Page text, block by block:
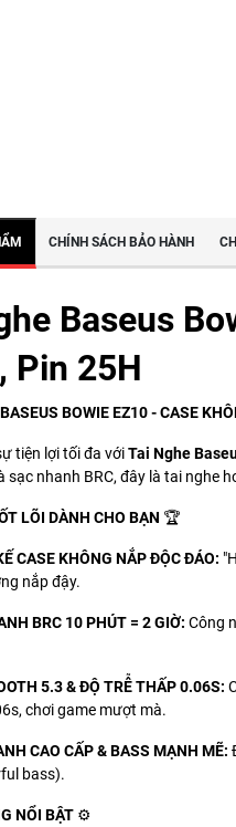
CHÍNH SÁCH BẢO HÀNH
Baseus
Pin 25H
BOWIE EZ10 - CASE
tiện lợi tối đa vớiTai Nghe
sạc nhanh BRC, đây là tai nghe
LÕI DÀNH CHO BẠN 🏆
CASE KHÔNG NẮP ĐỘC ĐÁO:
nắp đậy.
BRC 10 PHÚT = 2 GIỜ: Công
5.3 & ĐỘ TRỄ THẤP 0.06S:
chơi game mượt mà.
CAO CẤP & BASS MẠNH MẼ:
bass).
NỔI BẬT ⚙️